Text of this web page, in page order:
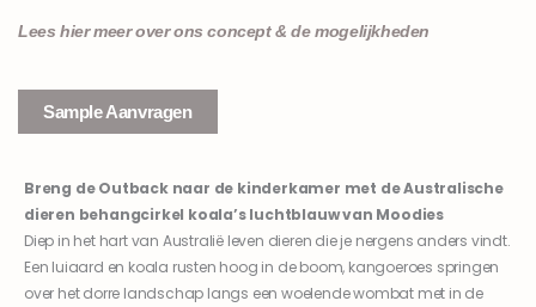
Lees hier meer over ons concept & de mogelijkheden
Sample Aanvragen
Breng deOutbacknaar de kinderkamer met deAustralische
dieren behangcirkel koala’sluchtblauwvan Moodies
Diep in het hart van Australië leven dieren die je nergens anders vindt.
Een luiaard en koala rusten hoog in de boom, kangoeroes springen
over het dorre landschap langs een woelende wombat met in de